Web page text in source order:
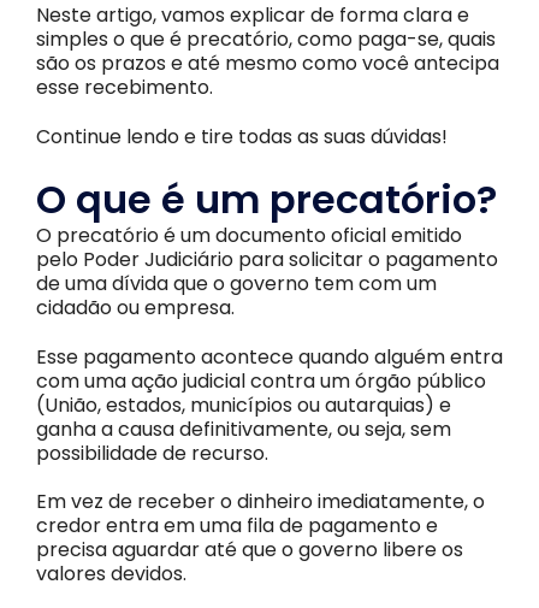
Neste artigo, vamos explicar de forma clara e
simples o que é precatório, como paga-se, quais
são os prazos e até mesmo como você antecipa
esse recebimento.
Continue lendo e tire todas as suas dúvidas!
O que é um precatório?
O precatório é um documento oficial emitido
pelo Poder Judiciário para solicitar o pagamento
de uma dívida que o governo tem com um
cidadão ou empresa.
Esse pagamento acontece quando alguém entra
com uma ação judicial contra um órgão público
(União, estados, municípios ou autarquias) e
ganha a causa definitivamente, ou seja, sem
possibilidade de recurso.
Em vez de receber o dinheiro imediatamente, o
credor entra em uma fila de pagamento e
precisa aguardar até que o governo libere os
valores devidos.